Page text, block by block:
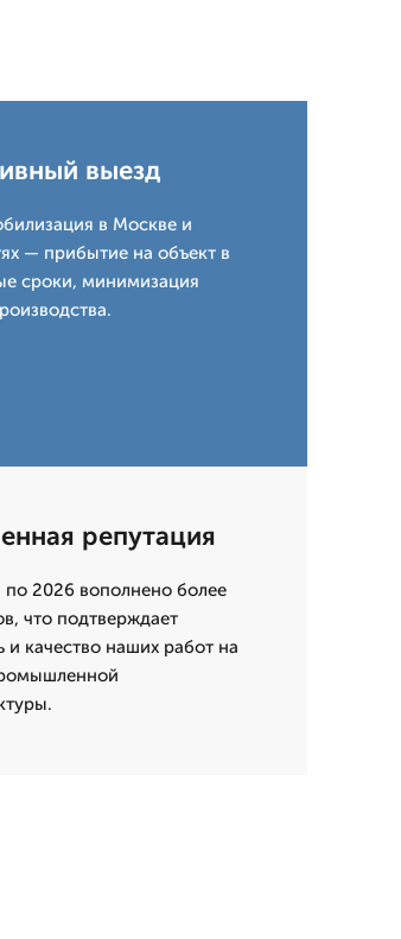
выезд
в Москве и
— прибытие на объект в
сроки, минимизация
репутация
по 2026 вополнено более
что подтверждает
и качество наших работ на